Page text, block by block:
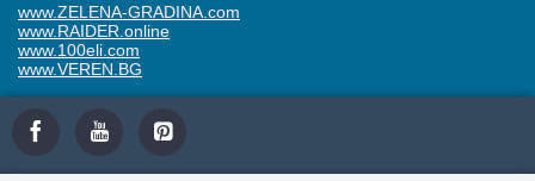
www.ZELENA-GRADINA.com
www.RAIDER.online
www.100eli.com
www.VEREN.BG